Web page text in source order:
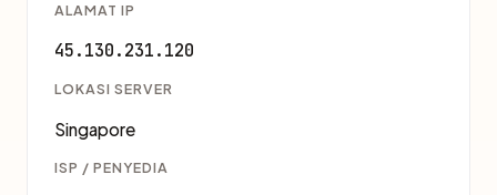
ALAMAT IP
45.130.231.120
LOKASI SERVER
Singapore
ISP / PENYEDIA